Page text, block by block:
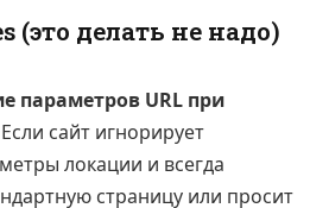
(это делать не надо)
параметров URL при
Если сайт игнорирует
локации и всегда
страницу или просит